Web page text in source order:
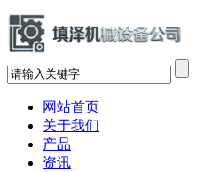
网站首页
关于我们
产品
资讯